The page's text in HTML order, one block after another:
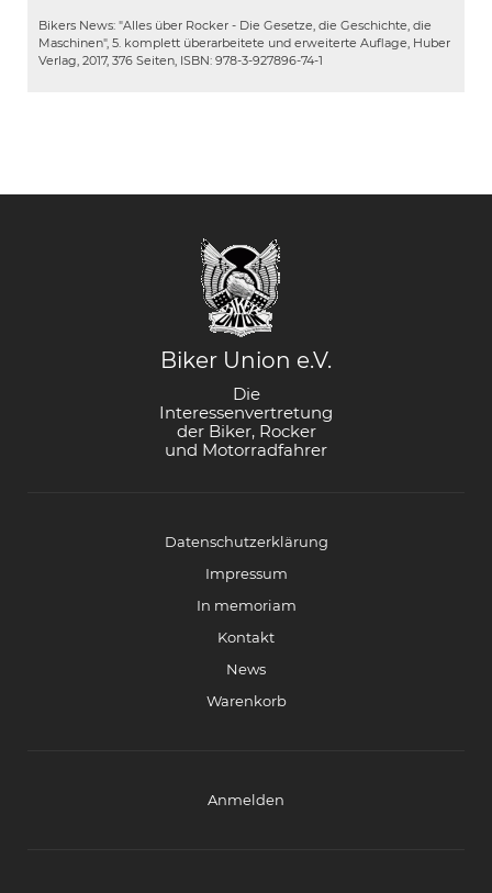
Bikers News: "Alles über Rocker - Die Gesetze, die Geschichte, die
Maschinen", 5. komplett überarbeitete und erweiterte Auflage, Huber
Verlag, 2017, 376 Seiten, ISBN: 978-3-927896-74-1
Biker Union e.V.
Die
Interessenvertretung
der Biker, Rocker
und Motorradfahrer
Datenschutzerklärung
Impressum
In memoriam
Kontakt
News
Warenkorb
Anmelden